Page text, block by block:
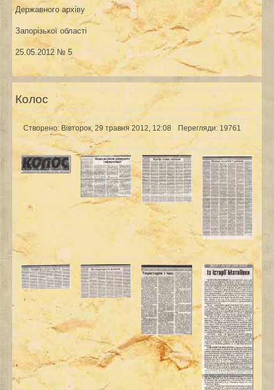
Державного архіву
Запорізької області
25.05.2012 № 5
Колос
Створено: Вівторок, 29 травня 2012, 12:08 Перегляди: 19761